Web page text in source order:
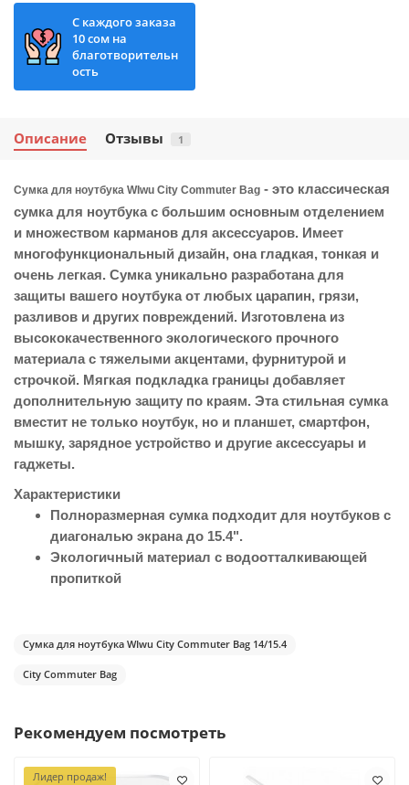
С каждого заказа
10 сом на
благотворительн
ость
Описание Отзывы 1
Сумка для ноутбука WIwu City Commuter Bag - это классическая
сумка для ноутбука с большим основным отделением
и множеством карманов для аксессуаров. Имеет
многофункциональный дизайн, она гладкая, тонкая и
очень легкая. Сумка уникально разработана для
защиты вашего ноутбука от любых царапин, грязи,
разливов и других повреждений. Изготовлена из
высококачественного экологического прочного
материала с тяжелыми акцентами, фурнитурой и
строчкой. Мягкая подкладка границы добавляет
дополнительную защиту по краям. Эта стильная сумка
вместит не только ноутбук, но и планшет, смартфон,
мышку, зарядное устройство и другие аксессуары и
гаджеты.
Характеристики
Полноразмерная сумка подходит для ноутбуков с
диагональю экрана до 15.4".
Экологичный материал с водоотталкивающей
пропиткой
Сумка для ноутбука WIwu City Commuter Bag 14/15.4
City Commuter Bag
Рекомендуем посмотреть
Лидер продаж!